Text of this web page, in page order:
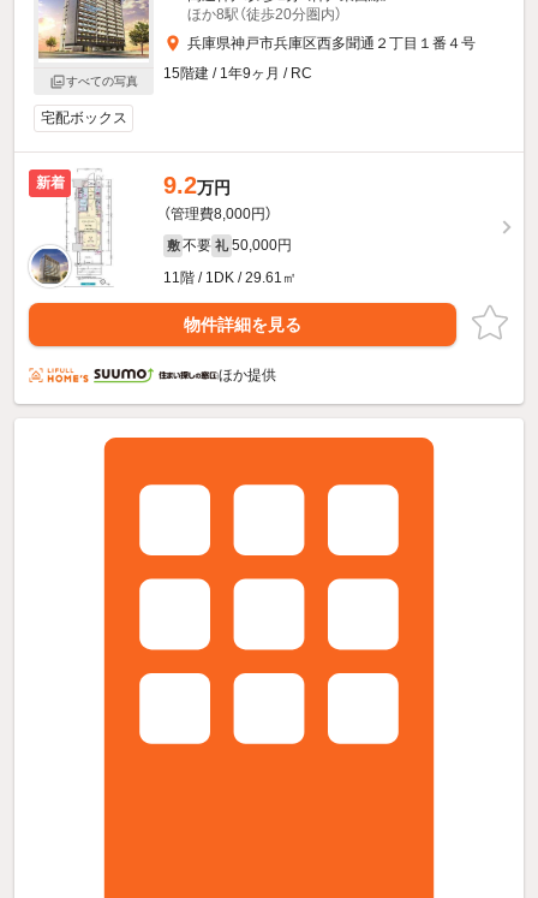
すべての写真
ほか8駅（徒歩20分圏内）
兵庫県神戸市兵庫区西多聞通２丁目１番４号
15階建 / 1年9ヶ月 / RC
宅配ボックス
新着 9.2万円
（管理費8,000円）
敷 不要 礼 50,000円
11階 / 1DK / 29.61㎡
物件詳細を見る
ほか提供